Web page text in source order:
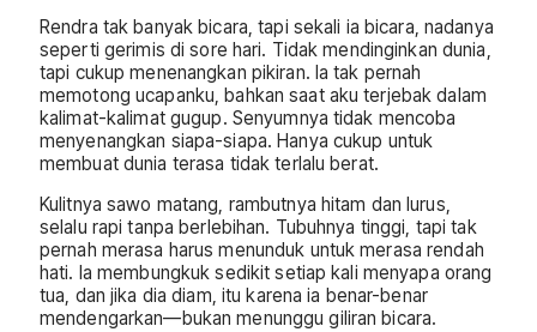
Rendra tak banyak bicara, tapi sekali ia bicara, nadanya
seperti gerimis di sore hari. Tidak mendinginkan dunia,
tapi cukup menenangkan pikiran. Ia tak pernah
memotong ucapanku, bahkan saat aku terjebak dalam
kalimat-kalimat gugup. Senyumnya tidak mencoba
menyenangkan siapa-siapa. Hanya cukup untuk
membuat dunia terasa tidak terlalu berat.
Kulitnya sawo matang, rambutnya hitam dan lurus,
selalu rapi tanpa berlebihan. Tubuhnya tinggi, tapi tak
pernah merasa harus menunduk untuk merasa rendah
hati. Ia membungkuk sedikit setiap kali menyapa orang
tua, dan jika dia diam, itu karena ia benar-benar
mendengarkan—bukan menunggu giliran bicara.